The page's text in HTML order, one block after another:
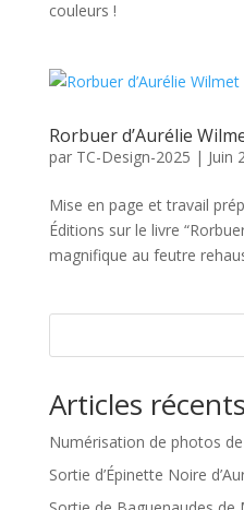
couleurs !
Rorbuer d’Aurélie
par TC-Design-2025 | Juin
Mise en page et travail
Éditions sur le livre
magnifique au feutre
Articles récents
Numérisation de photos
Sortie d’Épinette Noire